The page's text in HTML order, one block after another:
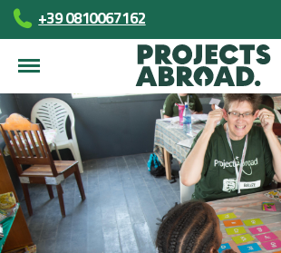
+39 0810067162